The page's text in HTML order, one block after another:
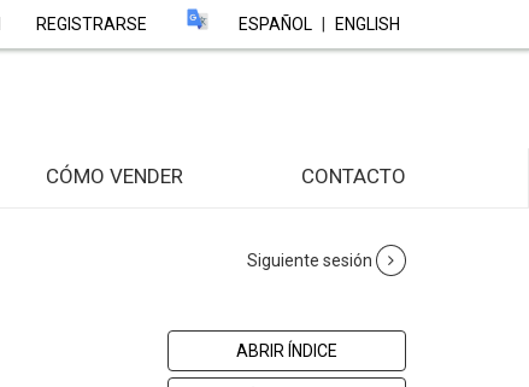
REGISTRARSE ESPAÑOL ENGLISH
CÓMO VENDER CONTACTO
Siguiente sesión
ABRIR ÍNDICE